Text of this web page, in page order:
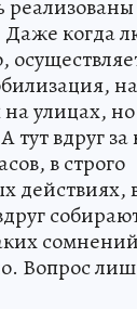
когда
на улицах,
тут вдруг за
в строго
действиях,
Вопрос